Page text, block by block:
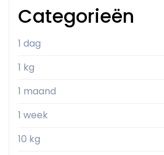
Categorieën
1 dag
1 kg
1 maand
1 week
10 kg